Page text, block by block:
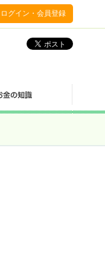
ログイン・会員登録